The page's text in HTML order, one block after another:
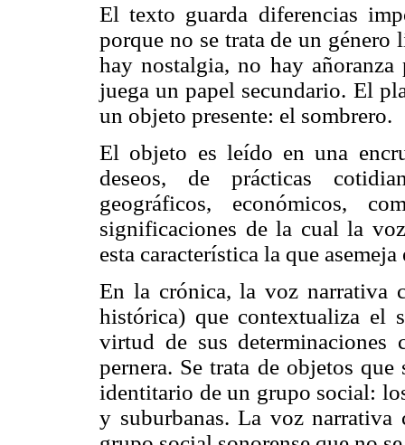
El texto guarda diferencias
porque no se trata de un
hay nostalgia, no hay
juega un papel secundario. El
un objeto presente: el sombrero.
El objeto es leído en una
deseos, de prácticas
geográficos, económicos,
significaciones de la cual la
esta característica la que
En la crónica, la voz narrativa
histórica) que contextualiza el
virtud de sus determinaciones
pernera. Se trata de objetos
identitario de un grupo social:
y suburbanas. La voz